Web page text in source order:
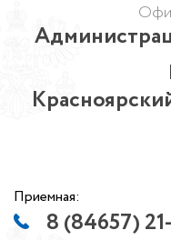
Приемная:
8 (84657)